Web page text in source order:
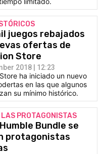
juegos rebajados
ofertas de
Store
2018 | 12:23
ha iniciado un nuevo
en las que algunos
su mínimo histórico.
PROTAGONISTAS
Bundle se
protagonistas